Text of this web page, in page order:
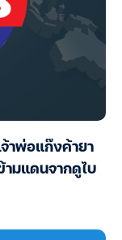
าพ่อแก๊งค้ายา
มแดนจากดูไบ